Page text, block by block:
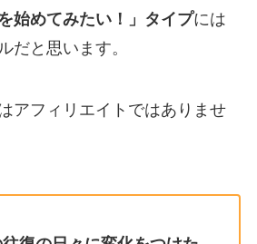
始めてみたい！」タイプには
だと思います。
アフィリエイトではありませ